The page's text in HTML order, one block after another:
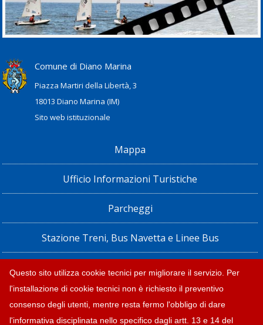
Comune di Diano Marina
Piazza Martiri della Libertà, 3
18013 Diano Marina (IM)
Sito web istituzionale
Mappa
Ufficio Informazioni Turistiche
Parcheggi
Stazione Treni, Bus Navetta e Linee Bus
Privacy policy e note legali
Dichiarazione di accessibilità
Questo sito utilizza cookie tecnici per migliorare il servizio. Per
l'installazione di cookie tecnici non è richiesto il preventivo
consenso degli utenti, mentre resta fermo l'obbligo di dare
l'informativa disciplinata nello specifico dagli artt. 13 e 14 del